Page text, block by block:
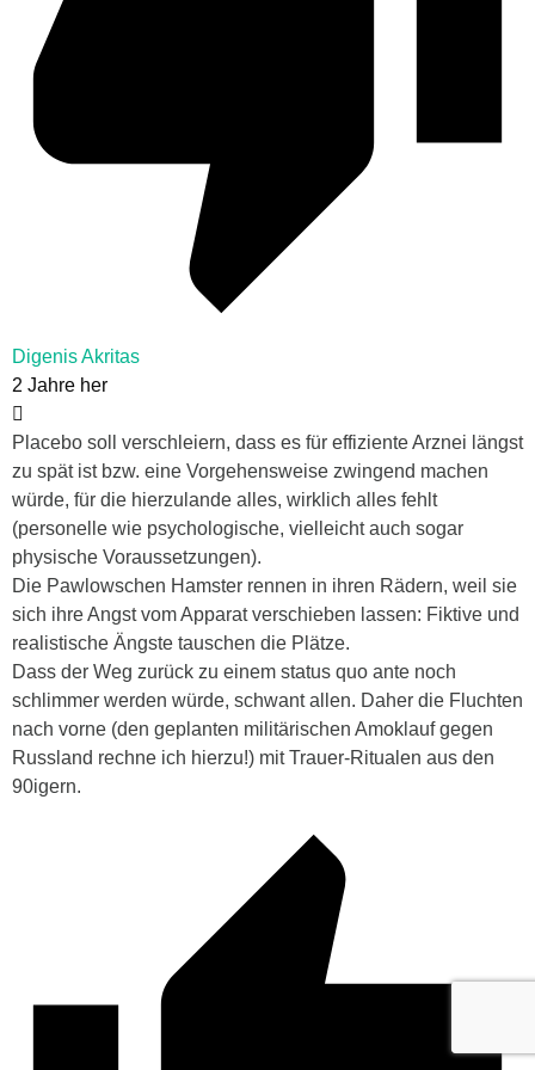
Digenis Akritas
2 Jahre her
Placebo soll verschleiern, dass es für effiziente Arznei längst
zu spät ist bzw. eine Vorgehensweise zwingend machen
würde, für die hierzulande alles, wirklich alles fehlt
(personelle wie psychologische, vielleicht auch sogar
physische Voraussetzungen).
Die Pawlowschen Hamster rennen in ihren Rädern, weil sie
sich ihre Angst vom Apparat verschieben lassen: Fiktive und
realistische Ängste tauschen die Plätze.
Dass der Weg zurück zu einem status quo ante noch
schlimmer werden würde, schwant allen. Daher die Fluchten
nach vorne (den geplanten militärischen Amoklauf gegen
Russland rechne ich hierzu!) mit Trauer-Ritualen aus den
90igern.